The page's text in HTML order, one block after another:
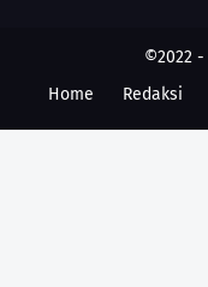
©2022 -
Home
Redaksi